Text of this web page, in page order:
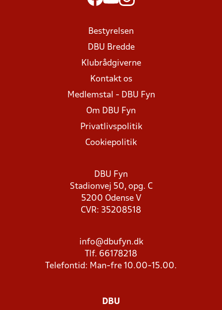
Bestyrelsen
DBU Bredde
Klubrådgiverne
Kontakt os
Medlemstal - DBU Fyn
Om DBU Fyn
Privatlivspolitik
Cookiepolitik
DBU Fyn
Stadionvej 50, opg. C
5200 Odense V
CVR: 35208518
info@dbufyn.dk
Tlf. 66178218
Telefontid: Man-fre 10.00-15.00.
DBU